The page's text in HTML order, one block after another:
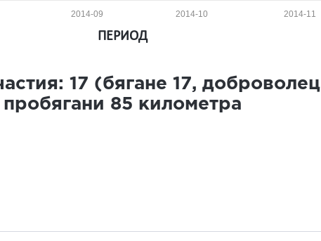
2014-11
2014-10
2014-09
ПЕРИОД
17 (бягане 17, доброволец
пробягани 85 километра